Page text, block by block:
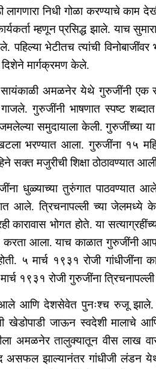
लागणारा निधी गोळा करण्याचे
म्हणून प्रसिद्ध झाले. याच
पहिल्या भेटीतच त्यांची
दिशेने मार्गक्रमण केले.
अमळनेर येथे गुरुजींनी एक
गुरुजींनी भाषणात स्पष्ट शब्दात
जमलेल्या समुदायाला केली. गुरुजींच्या
भरण्यात आला. गुरुजींना १५
मजुरीची शिक्षा ठोठावण्यात
धुळ्याच्या तुरुंगात पाठवण्यात
आले. त्रिचनापल्ली च्या जेलमध्ये
कारावास भोगत होते. या
आला. याच काळात गुरुजींनी
५ मार्च १९३१ रोजी
१९३१ रोजी गुरुजींना
आणि देशसेवेत पुनःश्च रुजू झाले.
खेडोपाडी जाऊन स्वदेशी मालाचे
अमळनेर तालुक्यातून वीस लाख
असफल झाल्यानंतर गांधीजी लंडन